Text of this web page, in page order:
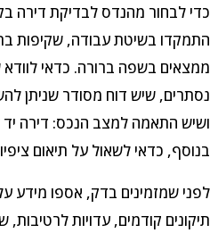
כדי לבחור מהנדס לבדיקת דירה
התמקדו בשיטת עבודה, שקיפות
ממצאים בשפה ברורה. כדאי לוודא
נסתרים, שיש דוח מסודר שניתן
ושיש התאמה למצב הנכס: דירה יד
בנוסף, כדאי לשאול על תיאום
לפני שמזמינים בדק, אספו מידע
תיקונים קודמים, עדויות לרטיבות,